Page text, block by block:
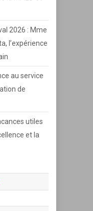
2026 : Mme
l’expérience
au service
de
utiles
et la